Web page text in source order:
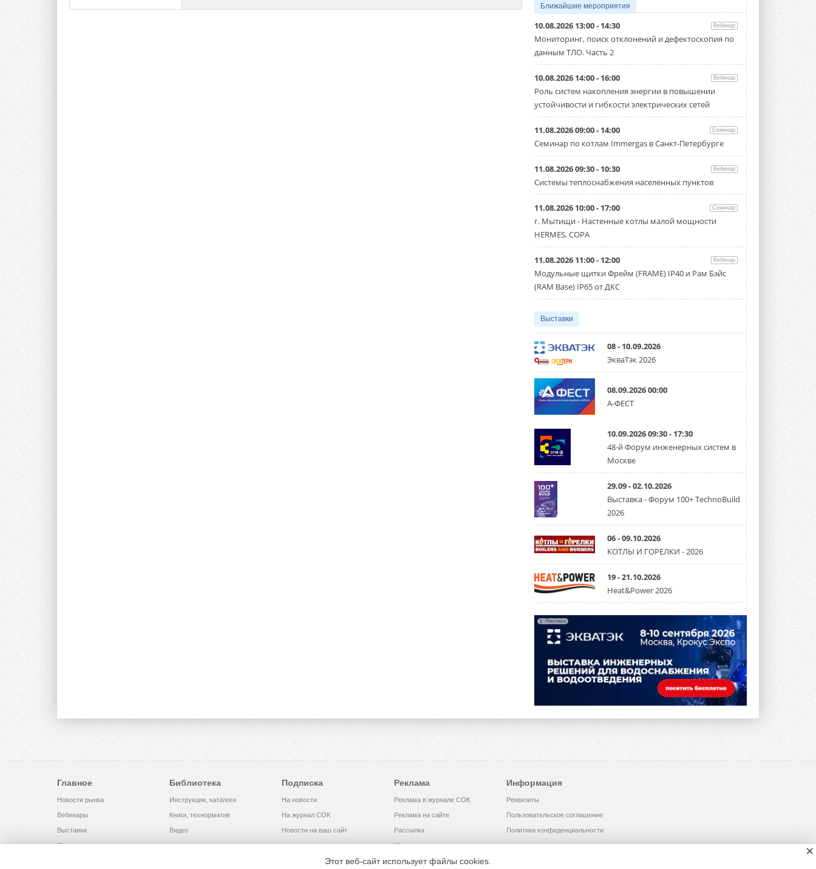
Ближайшие мероприятия
10.08.2026 13:00 - 14:30 Вебинар
Мониторинг, поиск отклонений и дефектоскопия по
данным ТЛО. Часть 2
10.08.2026 14:00 - 16:00 Вебинар
Роль систем накопления энергии в повышении
устойчивости и гибкости электрических сетей
11.08.2026 09:00 - 14:00 Семинар
Семинар по котлам Immergas в Санкт-Петербурге
11.08.2026 09:30 - 10:30 Вебинар
Системы теплоснабжения населенных пунктов
11.08.2026 10:00 - 17:00 Семинар
г. Мытищи - Настенные котлы малой мощности
HERMES, COPA
11.08.2026 11:00 - 12:00 Вебинар
Модульные щитки Фрейм (FRAME) IP40 и Рам Бэйс
(RAM Base) IP65 от ДКС
Выставки
08 - 10.09.2026
ЭкваТэк 2026
08.09.2026 00:00
А-ФЕСТ
10.09.2026 09:30 - 17:30
48-й Форум инженерных систем в
Москве
29.09 - 02.10.2026
Выставка - Форум 100+ TechnoBuild
2026
06 - 09.10.2026
КОТЛЫ И ГОРЕЛКИ - 2026
19 - 21.10.2026
Heat&Power 2026
Реклама
Главное
Новости рынка
Вебинары
Выставки
Помощь
Библиотека
Инструкции, каталоги
Книги, технорматив
Видео
Подписка
На новости
На журнал СОК
Новости на ваш сайт
Реклама
Реклама в журнале СОК
Реклама на сайте
Рассылка
Медиакит
Информация
Реквизиты
Пользовательское соглашение
Политика конфиденциальности
Этот веб-сайт использует файлы cookies.
×